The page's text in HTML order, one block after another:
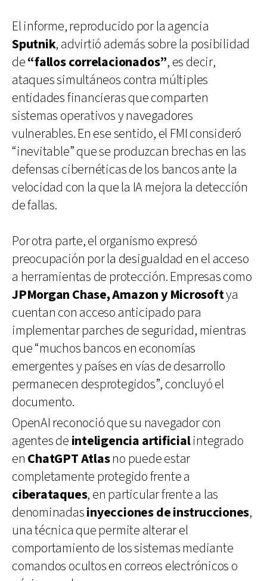
El informe, reproducido por la agencia
Sputnik, advirtió además sobre la posibilidad
de“fallos correlacionados”, es decir,
ataques simultáneos contra múltiples
entidades financieras que comparten
sistemas operativos y navegadores
vulnerables. En ese sentido, el FMI consideró
“inevitable” que se produzcan brechas en las
defensas cibernéticas de los bancos ante la
velocidad con la que la IA mejora la detección
de fallas.
Por otra parte, el organismo expresó
preocupación por la desigualdad en el acceso
a herramientas de protección. Empresas como
JPMorgan Chase, Amazon y Microsoftya
cuentan con acceso anticipado para
implementar parches de seguridad, mientras
que “muchos bancos en economías
emergentes y países en vías de desarrollo
permanecen desprotegidos”, concluyó el
documento.
OpenAI reconoció que su navegador con
agentes de inteligencia artificialintegrado
en ChatGPT Atlasno puede estar
completamente protegido frente a
ciberataques, en particular frente a las
denominadasinyecciones de instrucciones,
una técnica que permite alterar el
comportamiento de los sistemas mediante
comandos ocultos en correos electrónicos o